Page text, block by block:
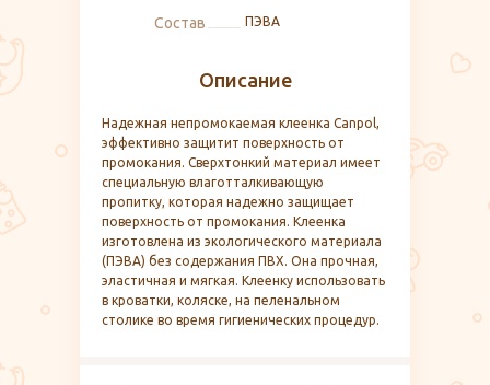
Описание
Надежная непромокаемая клеенка Canpol,
эффективно защитит поверхность от
промокания. Сверхтонкий материал имеет
специальную влаготталкивающую
пропитку, которая надежно защищает
поверхность от промокания. Клеенка
изготовлена из экологического материала
(ПЭВА) без содержания ПВХ. Она прочная,
эластичная и мягкая. Клеенку использовать
в кроватки, коляске, на пеленальном
столике во время гигиенических процедур.
Состав ПЭВА